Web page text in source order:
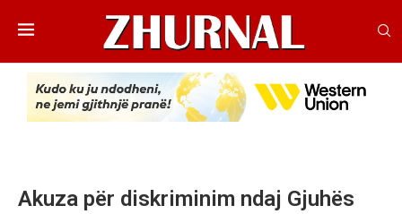
Akuza për diskriminim ndaj Gjuhës